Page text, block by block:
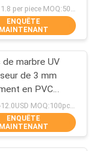
WPC
21
UV
plaques de
matériau
USD8.4-11.8 per piece MOQ:50pcs/color
ENQUÊTE
MAINTENANT
de marbre UV
de 3 mm
en PVC
le fond
ENQUÊTE
MAINTENANT